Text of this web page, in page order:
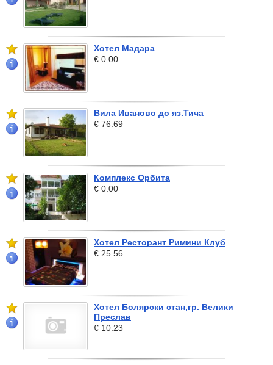
Хотел Мадара
€ 0.00
Вила Иваново до яз.Тича
€ 76.69
Комплекс Орбита
€ 0.00
Хотел Ресторант Римини Клуб
€ 25.56
Хотел Болярски стан,гр. Велики
Преслав
€ 10.23